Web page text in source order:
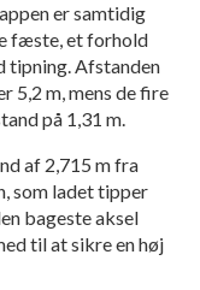
er samtidig
fæste, et forhold
tipning. Afstanden
5,2 m, mens de fire
på 1,31 m.
af 2,715 m fra
som ladet tipper
bageste aksel
til at sikre en høj